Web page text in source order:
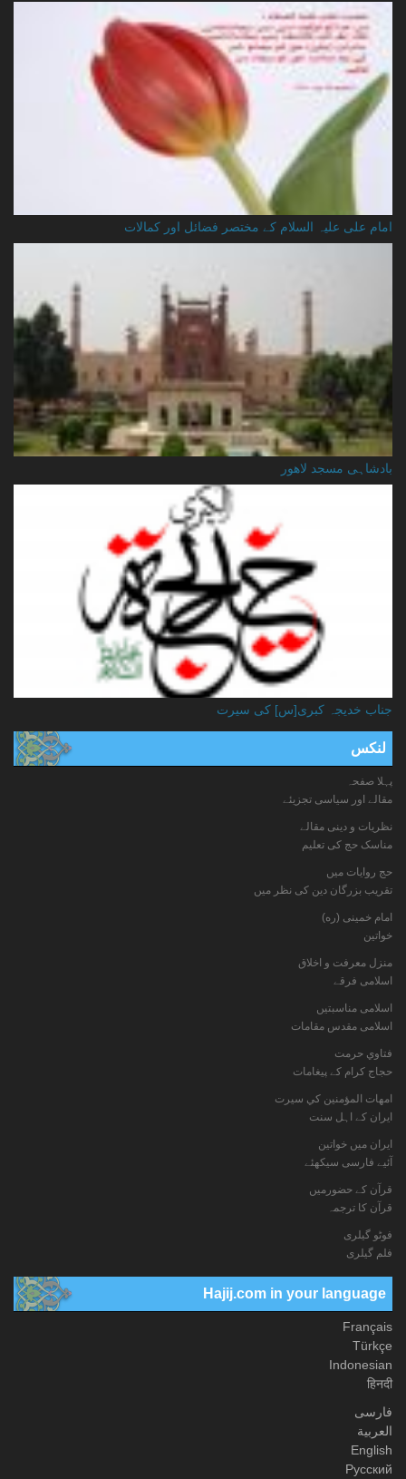
امام علی علیہ السلام کے مختصر فضائل اور کمالات
بادشاہی مسجد لاهور
جناب خدیجہ کبری[س] کی سیرت
لنکس
پہلا صفحہ
مقالے اور سیاسی تجزیئے
نظریات و دینی مقالے
مناسک حج کی تعلیم
حج روایات میں
تقریب بزرگان دین کی نظر میں
امام خمینی (ره)
خواتين
منزل معرفت و اخلاق
اسلامی فرقے
اسلامی مناسبتیں
اسلامی مقدس مقامات
فتاوي حرمت
حجاج کرام کے پیغامات
امهات المؤمنين كي سيرت
ایران کے اہل سنت
ایران میں خواتین
آئیے فارسی سیکھئے
قرآن کے حضورمیں
قرآن کا ترجمہ
فوٹو گيلری
فلم گیلری
Hajij.com in your language
Français
Türkçe
Indonesian
हिनदी
فارسی
العربیة
English
Русский